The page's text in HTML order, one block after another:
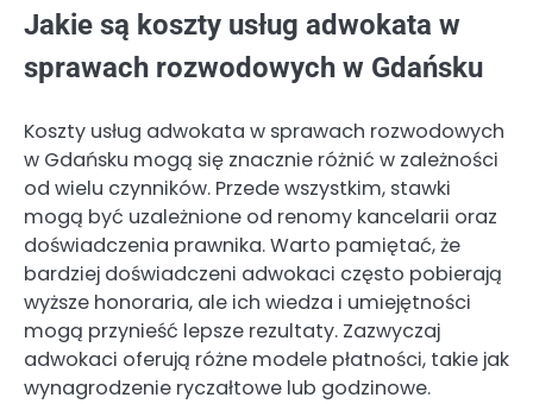
Jakie są koszty usług adwokata w
sprawach rozwodowych w Gdańsku
Koszty usług adwokata w sprawach rozwodowych
w Gdańsku mogą się znacznie różnić w zależności
od wielu czynników. Przede wszystkim, stawki
mogą być uzależnione od renomy kancelarii oraz
doświadczenia prawnika. Warto pamiętać, że
bardziej doświadczeni adwokaci często pobierają
wyższe honoraria, ale ich wiedza i umiejętności
mogą przynieść lepsze rezultaty. Zazwyczaj
adwokaci oferują różne modele płatności, takie jak
wynagrodzenie ryczałtowe lub godzinowe.